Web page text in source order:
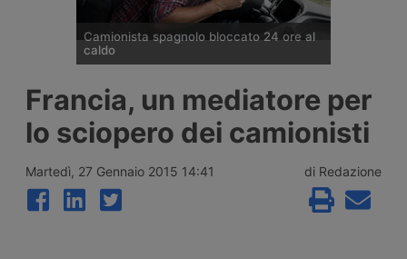
Camionista spagnolo bloccato 24 ore al
caldo
sindacato spagnolo Sinacoas è stato
ricoverato per un colpo di calore dopo
essere rimasto bloccato oltre 24 ore vicino
a Ontígola, in Spagna, con temperature
condizionata funzionante. Il sindacato
denuncia i ritardi dell’azienda nell’assistenza
stradale.
Francia, un mediatore per
lo sciopero dei camionisti
Martedì, 27 Gennaio 2015 14:41 di Redazione